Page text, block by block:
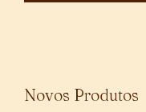
Novos Produtos